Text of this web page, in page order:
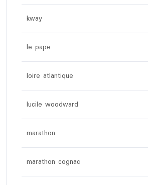
kway
le pape
loire atlantique
lucile woodward
marathon
marathon cognac